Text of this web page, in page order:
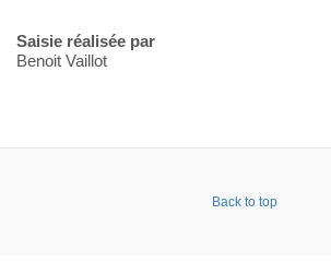
Saisie réalisée par
Benoit Vaillot
Back to top